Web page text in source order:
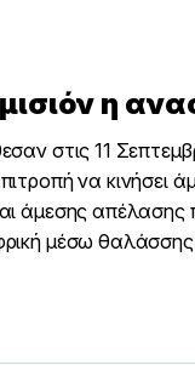
η
στις 11
να κινήσει
άμεσης
μέσω